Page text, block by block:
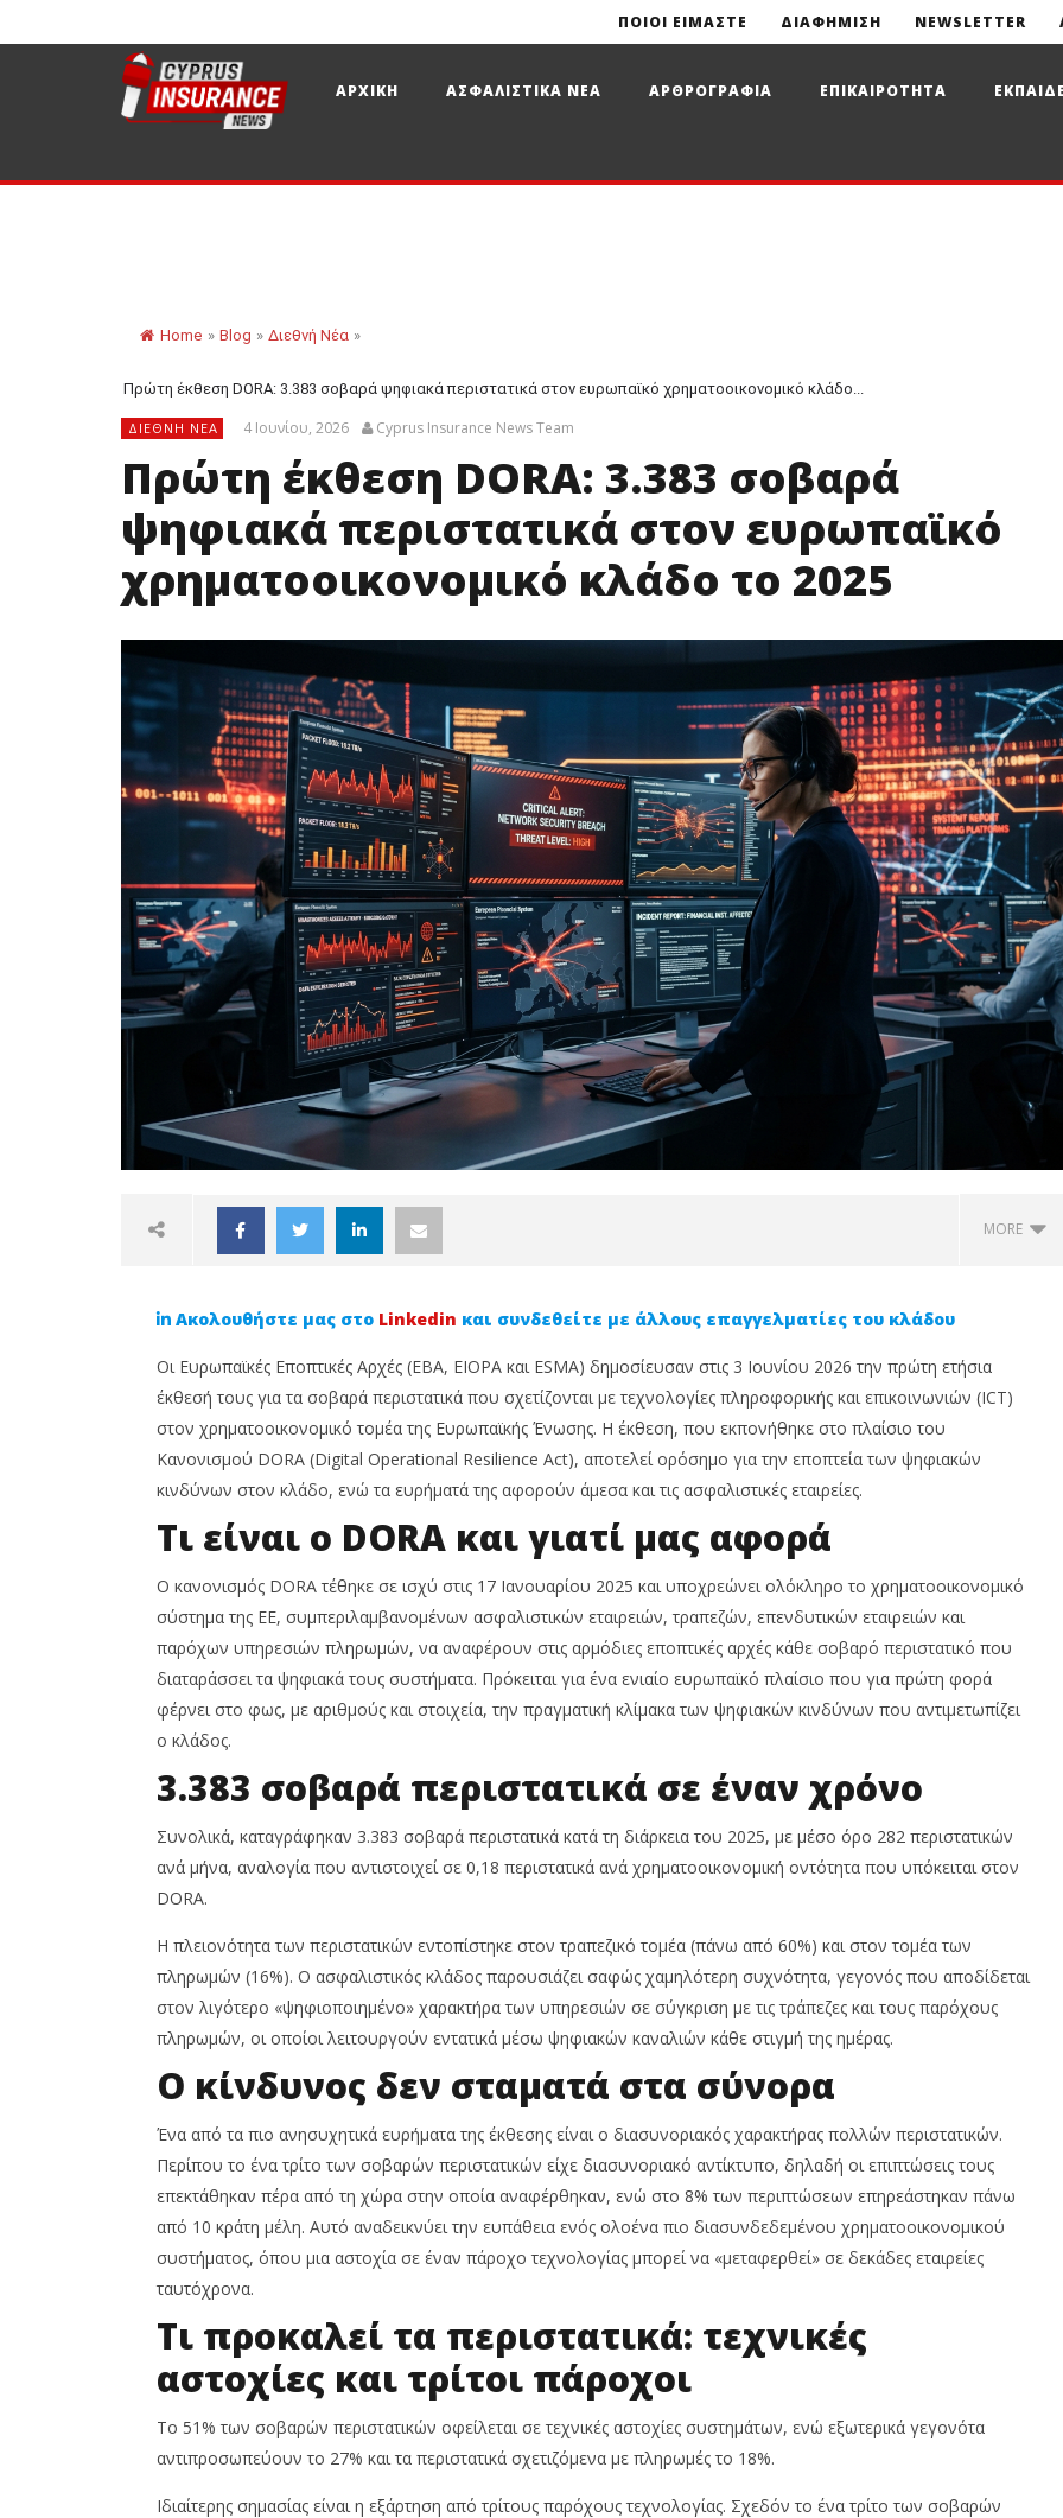
ΠΟΙΟΙ ΕΙΜΑΣΤΕ ΔΙΑΦΗΜΙΣΗ NEWSLETTER
ΑΡΧΙΚΗ ΑΣΦΑΛΙΣΤΙΚΑ ΝΕΑ ΑΡΘΡΟΓΡΑΦΙΑ ΕΠΙΚΑΙΡΟΤΗΤΑ
Home » Blog » Διεθνή Νέα »
Πρώτη έκθεση DORA: 3.383 σοβαρά ψηφιακά περιστατικά στον ευρωπαϊκό χρηματοοικονομικό κλάδο...
ΔΙΕΘΝΉ ΝΈΑ 4 Ιουνίου, 2026 Cyprus Insurance News Team
Πρώτη έκθεση DORA: 3.383 σοβαρά
ψηφιακά περιστατικά στον ευρωπαϊκό
χρηματοοικονομικό κλάδο το 2025
MORE
NOW VIEWING
Πρώτη έκθεση DORA: 3.383
σοβαρά ψηφιακά περιστατικά
χρηματοοικονομικό κλάδο το
2025
Ιουνίου,
2026
Cyprus
Insurance
News
Team
Απατεώνες προσποιούνται
την EIOPA και ζητούν χρήματα
ή προσωπικά στοιχεία
4
Ιουνίου,
Cyprus
Insurance
News
Team
Ασφάλιση αυτοκινήτου: Οι
προαιρετικές καλύψεις που
αξίζει να γνωρίζετε
4
Ιουνίου,
Cyprus
Insurance
News
Team
Ακολουθήστε μας στο Linkedin και συνδεθείτε με άλλους επαγγελματίες του κλάδου
Οι Ευρωπαϊκές Εποπτικές Αρχές (EBA, EIOPA και ESMA) δημοσίευσαν στις 3 Ιουνίου 2026 την πρώτη ετήσια
έκθεσή τους για τα σοβαρά περιστατικά που σχετίζονται με τεχνολογίες πληροφορικής και επικοινωνιών (ICT)
στον χρηματοοικονομικό τομέα της Ευρωπαϊκής Ένωσης. Η έκθεση, που εκπονήθηκε στο πλαίσιο του
Κανονισμού DORA (Digital Operational Resilience Act), αποτελεί ορόσημο για την εποπτεία των ψηφιακών
κινδύνων στον κλάδο, ενώ τα ευρήματά της αφορούν άμεσα και τις ασφαλιστικές εταιρείες.
Τι είναι ο DORA και γιατί μας αφορά
Ο κανονισμός DORA τέθηκε σε ισχύ στις 17 Ιανουαρίου 2025 και υποχρεώνει ολόκληρο το χρηματοοικονομικό
σύστημα της ΕΕ, συμπεριλαμβανομένων ασφαλιστικών εταιρειών, τραπεζών, επενδυτικών εταιρειών και
παρόχων υπηρεσιών πληρωμών, να αναφέρουν στις αρμόδιες εποπτικές αρχές κάθε σοβαρό περιστατικό που
διαταράσσει τα ψηφιακά τους συστήματα. Πρόκειται για ένα ενιαίο ευρωπαϊκό πλαίσιο που για πρώτη φορά
φέρνει στο φως, με αριθμούς και στοιχεία, την πραγματική κλίμακα των ψηφιακών κινδύνων που αντιμετωπίζει
ο κλάδος.
3.383 σοβαρά περιστατικά σε έναν χρόνο
Συνολικά, καταγράφηκαν 3.383 σοβαρά περιστατικά κατά τη διάρκεια του 2025, με μέσο όρο 282 περιστατικών
ανά μήνα, αναλογία που αντιστοιχεί σε 0,18 περιστατικά ανά χρηματοοικονομική οντότητα που υπόκειται στον
DORA.
Η πλειονότητα των περιστατικών εντοπίστηκε στον τραπεζικό τομέα (πάνω από 60%) και στον τομέα των
πληρωμών (16%). Ο ασφαλιστικός κλάδος παρουσιάζει σαφώς χαμηλότερη συχνότητα, γεγονός που αποδίδεται
στον λιγότερο «ψηφιοποιημένο» χαρακτήρα των υπηρεσιών σε σύγκριση με τις τράπεζες και τους παρόχους
πληρωμών, οι οποίοι λειτουργούν εντατικά μέσω ψηφιακών καναλιών κάθε στιγμή της ημέρας.
Ο κίνδυνος δεν σταματά στα σύνορα
Ένα από τα πιο ανησυχητικά ευρήματα της έκθεσης είναι ο διασυνοριακός χαρακτήρας πολλών περιστατικών.
Περίπου το ένα τρίτο των σοβαρών περιστατικών είχε διασυνοριακό αντίκτυπο, δηλαδή οι επιπτώσεις τους
επεκτάθηκαν πέρα από τη χώρα στην οποία αναφέρθηκαν, ενώ στο 8% των περιπτώσεων επηρεάστηκαν πάνω
από 10 κράτη μέλη. Αυτό αναδεικνύει την ευπάθεια ενός ολοένα πιο διασυνδεδεμένου χρηματοοικονομικού
συστήματος, όπου μια αστοχία σε έναν πάροχο τεχνολογίας μπορεί να «μεταφερθεί» σε δεκάδες εταιρείες
ταυτόχρονα.
Τι προκαλεί τα περιστατικά: τεχνικές
αστοχίες και τρίτοι πάροχοι
Το 51% των σοβαρών περιστατικών οφείλεται σε τεχνικές αστοχίες συστημάτων, ενώ εξωτερικά γεγονότα
αντιπροσωπεύουν το 27% και τα περιστατικά σχετιζόμενα με πληρωμές το 18%.
Ιδιαίτερης σημασίας είναι η εξάρτηση από τρίτους παρόχους τεχνολογίας. Σχεδόν το ένα τρίτο των σοβαρών